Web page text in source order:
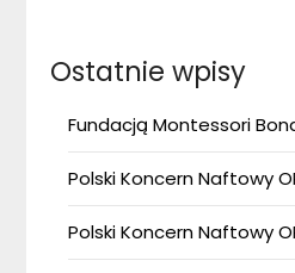
Ostatnie wpisy
Fundacją Montessori
Polski Koncern Naftowy
Polski Koncern Naftowy